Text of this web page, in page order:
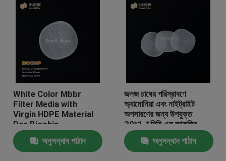
White Color Mbbr
Filter Media with
Virgin HDPE Material
Ras Biochip
অনুসন্ধান পাঠান
জলজ চাষের পরিস্রাবণে
অ্যামোনিয়া এবং নাইট্রাইট
অপসারণের জন্য উপযুক্ত
30*1.1মিমি এস আকৃতির
এমবিবিআর ক্যারিয়ার
অনুসন্ধান পাঠান